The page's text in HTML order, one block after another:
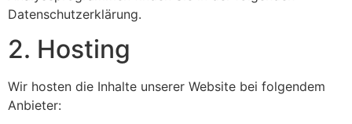
Datenschutzerklärung.
2. Hosting
Wir hosten die Inhalte unserer Website bei folgendem
Anbieter: